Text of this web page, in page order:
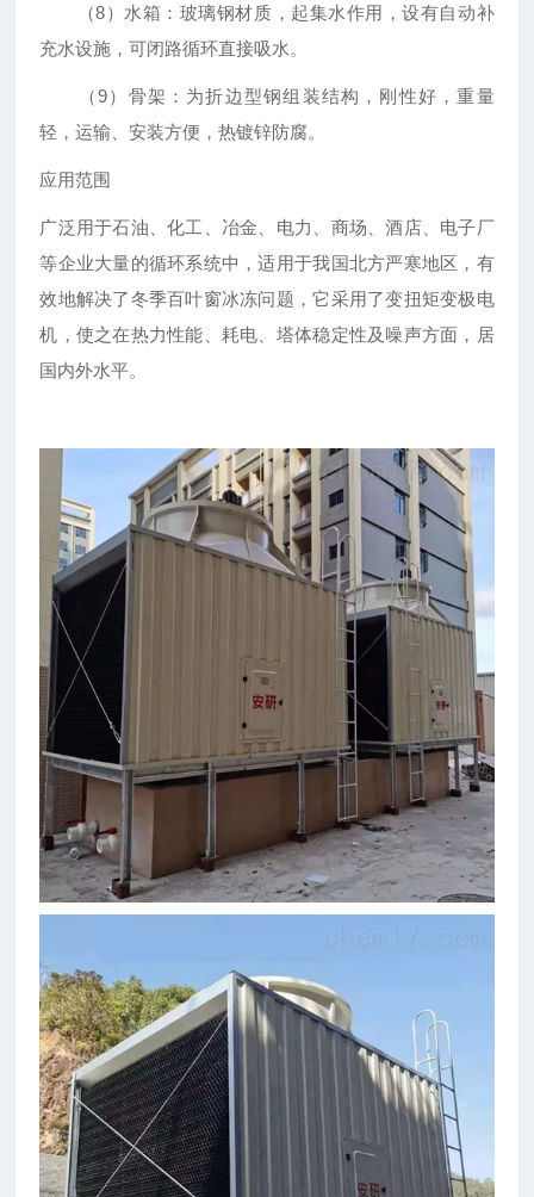
（8）水箱：玻璃钢材质，起集水作用，设有自动补
充水设施，可闭路循环直接吸水。
（9）骨架：为折边型钢组装结构，刚性好，重量
轻，运输、安装方便，热镀锌防腐。
应用范围
广泛用于石油、化工、冶金、电力、商场、酒店、电子厂
等企业大量的循环系统中，适用于我国北方严寒地区，有
效地解决了冬季百叶窗冰冻问题，它采用了变扭矩变极电
机，使之在热力性能、耗电、塔体稳定性及噪声方面，居
国内外水平。